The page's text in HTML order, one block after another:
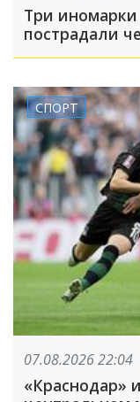
Три
пострадали
СПОРТ
07.08.2026 22:04
«Краснодар»